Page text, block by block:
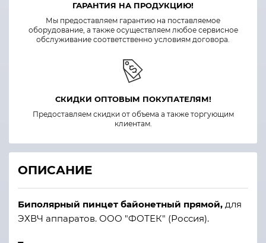
ГАРАНТИЯ НА ПРОДУКЦИЮ!
Мы предоставляем гарантию на поставляемое
оборудование, а также осуществляем любое сервисное
обслуживание соответственно условиям договора.
СКИДКИ ОПТОВЫМ ПОКУПАТЕЛЯМ!
Предоставляем скидки от объема а также торгующим
клиентам.
ОПИСАНИЕ
Биполярный пинцет байонетный прямой, для
ЭХВЧ аппаратов. ООО "ФОТЕК" (Россия).